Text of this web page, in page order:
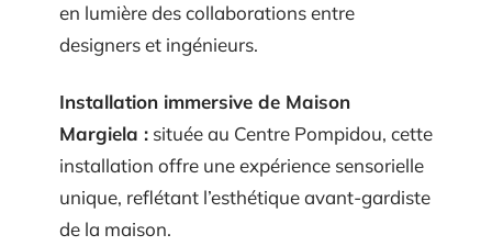
en lumière des collaborations entre
designers et ingénieurs.
Installation immersive de Maison
Margiela : située au Centre Pompidou, cette
installation offre une expérience sensorielle
unique, reflétant l’esthétique avant-gardiste
de la maison.